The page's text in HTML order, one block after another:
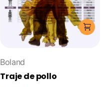
Boland
Traje de pollo